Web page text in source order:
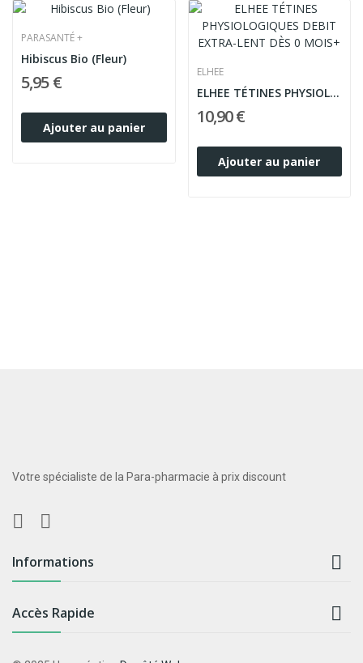
PARASANTÉ +
Hibiscus Bio (Fleur)
5,95 €
Ajouter au panier
ELHEE
ELHEE TÉTINES PHYSIOLOGIQUES DEBIT EXTRA-LENT...
10,90 €
Ajouter au panier
Votre spécialiste de la Para-pharmacie à prix discount
Informations 
Accès Rapide 